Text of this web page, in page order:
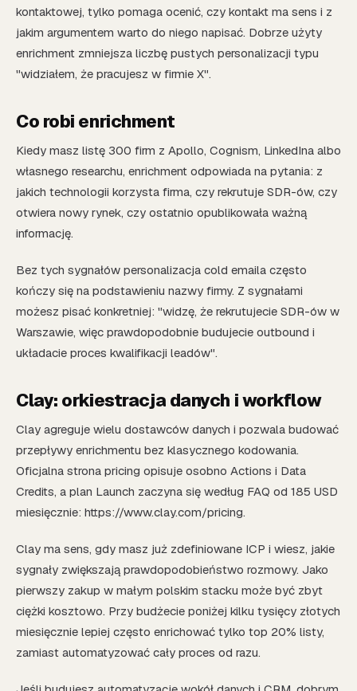
kontaktowej, tylko pomaga ocenić, czy kontakt ma sens i z
jakim argumentem warto do niego napisać. Dobrze użyty
enrichment zmniejsza liczbę pustych personalizacji typu
"widziałem, że pracujesz w firmie X".
Co robi enrichment
Kiedy masz listę 300 firm z Apollo, Cognism, LinkedIna albo
własnego researchu, enrichment odpowiada na pytania: z
jakich technologii korzysta firma, czy rekrutuje SDR-ów, czy
otwiera nowy rynek, czy ostatnio opublikowała ważną
informację.
Bez tych sygnałów personalizacja cold emaila często
kończy się na podstawieniu nazwy firmy. Z sygnałami
możesz pisać konkretniej: "widzę, że rekrutujecie SDR-ów w
Warszawie, więc prawdopodobnie budujecie outbound i
układacie proces kwalifikacji leadów".
Clay: orkiestracja danych i workflow
Clay agreguje wielu dostawców danych i pozwala budować
przepływy enrichmentu bez klasycznego kodowania.
Oficjalna strona pricing opisuje osobno Actions i Data
Credits, a plan Launch zaczyna się według FAQ od 185 USD
miesięcznie: https://www.clay.com/pricing.
Clay ma sens, gdy masz już zdefiniowane ICP i wiesz, jakie
sygnały zwiększają prawdopodobieństwo rozmowy. Jako
pierwszy zakup w małym polskim stacku może być zbyt
ciężki kosztowo. Przy budżecie poniżej kilku tysięcy złotych
miesięcznie lepiej często enrichować tylko top 20% listy,
zamiast automatyzować cały proces od razu.